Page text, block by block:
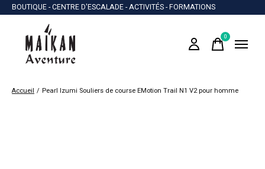
BOUTIQUE - CENTRE D'ESCALADE - ACTIVITÉS - FORMATIONS
0items
Accueil / Pearl Izumi Souliers de course EMotion Trail N1 V2 pour homme